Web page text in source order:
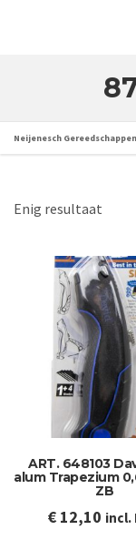
Neijenesch
Enig resultaat
ART. 648103
alum Trapezium
ZB
€12,10 incl.